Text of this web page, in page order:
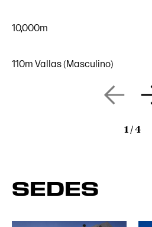
10,000m
110m Vallas (Masculino)
1 /4
SEDES